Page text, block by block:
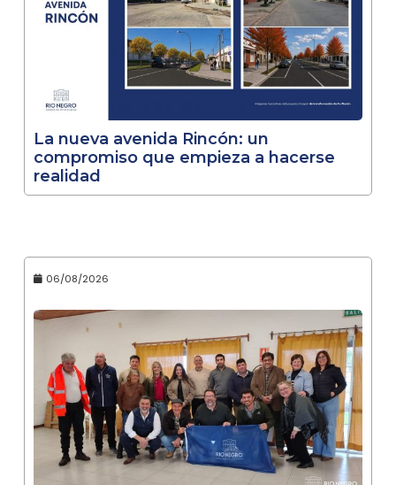
La nueva avenida Rincón: un
compromiso que empieza a hacerse
realidad
06/08/2026